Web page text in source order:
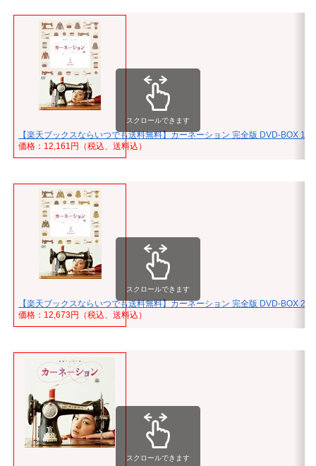
【楽天ブックスならいつでも送料無料】カーネーション 完全版 DVD-BOX 1 [
価格：12,161円（税込、送料込）
スクロールできます
【楽天ブックスならいつでも送料無料】カーネーション 完全版 DVD-BOX 2 [
価格：12,673円（税込、送料込）
スクロールできます
スクロールできます